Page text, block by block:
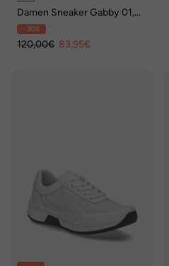
Damen Sneaker Gabby 01,
weiss-silber
- 30%
120,00€ 83,95€